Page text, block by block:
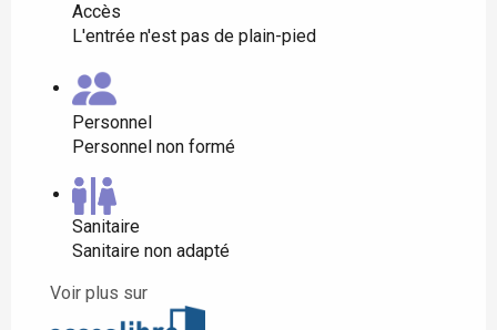
Accès
L'entrée n'est pas de plain-pied
Personnel
Personnel non formé
Sanitaire
Sanitaire non adapté
Voir plus sur